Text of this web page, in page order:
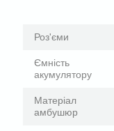
Роз'єми
Ємність
акумулятору
Матеріал
амбушюр